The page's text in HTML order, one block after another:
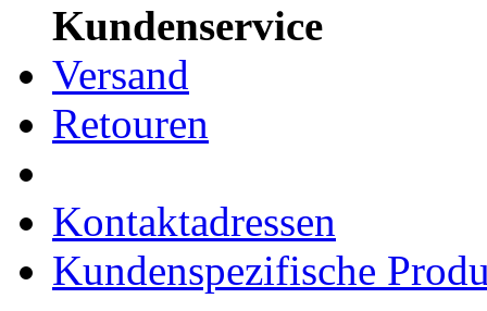
Kundenservice
Versand
Retouren
Kontaktadressen
Kundenspezifische